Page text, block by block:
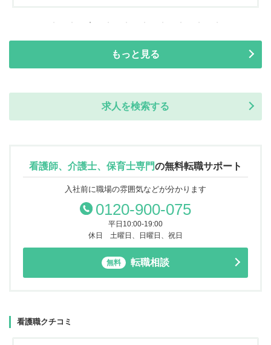
もっと見る
求人を検索する
看護師、介護士、保育士専門の無料転職サポート
入社前に職場の雰囲気などが分かります
0120-900-075
平日10:00-19:00
休日 土曜日、日曜日、祝日
無料 転職相談
看護職クチコミ